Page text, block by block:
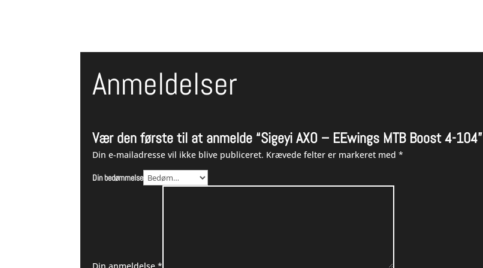
Anmeldelser
Vær den første til at anmelde “Sigeyi AXO – EEwings MTB Boost 4-104”
Din e-mailadresse vil ikke blive publiceret. Krævede felter er markeret med*
Din bedømmelse